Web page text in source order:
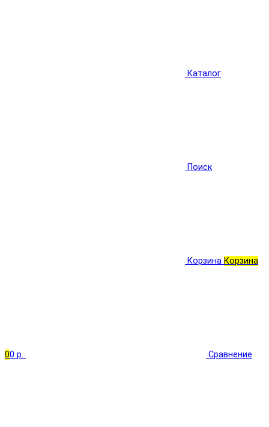
Каталог
Поиск
Корзина Корзина
00 р. Сравнение